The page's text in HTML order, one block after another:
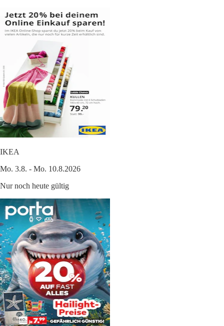
IKEA
Mo. 3.8. - Mo. 10.8.2026
Nur noch heute gültig